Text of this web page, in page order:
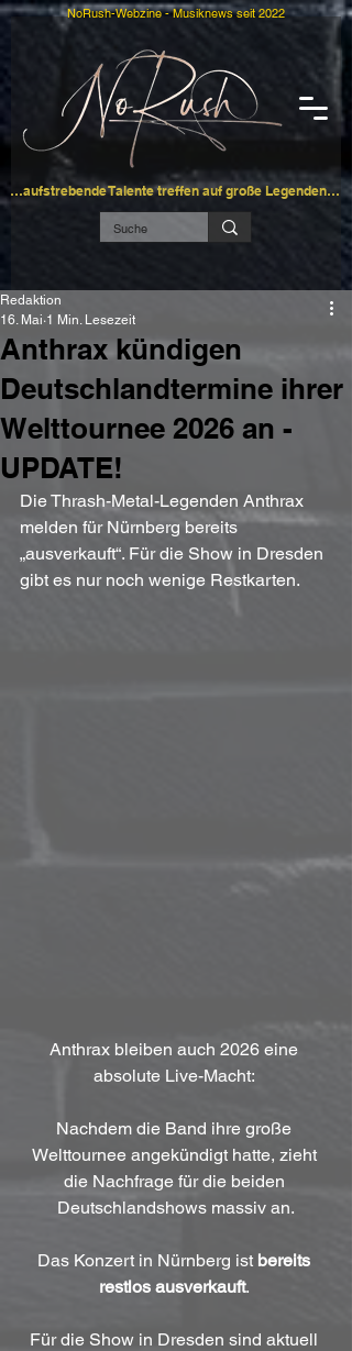
…aufstrebende Talente treffen auf große Legenden…
NoRush-Webzine - Musiknews seit 2022
Anthrax kündigen
Deutschlandtermine ihrer
Welttournee 2026 an -
UPDATE!
Redaktion
16. Mai 1 Min. Lesezeit
Die Thrash-Metal-Legenden Anthrax
melden für Nürnberg bereits
„ausverkauft“. Für die Show in Dresden
gibt es nur noch wenige Restkarten.
Anthrax bleiben auch 2026 eine
absolute Live-Macht:
Nachdem die Band ihre große
Welttournee angekündigt hatte, zieht
die Nachfrage für die beiden
Deutschlandshows massiv an.
Das Konzert in Nürnberg ist bereits
restlos ausverkauft.
Für die Show in Dresden sind aktuell